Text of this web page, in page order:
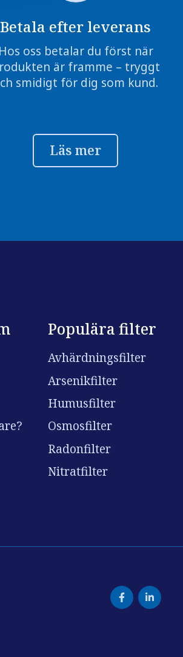
Betala efter leverans
Hos oss betalar du först när
är framme – tryggt
smidigt för dig som kund.
Läs mer
Populära filter
Avhärdningsfilter
Arsenikfilter
Humusfilter
Osmosfilter
Radonfilter
Nitratfilter
Facebook